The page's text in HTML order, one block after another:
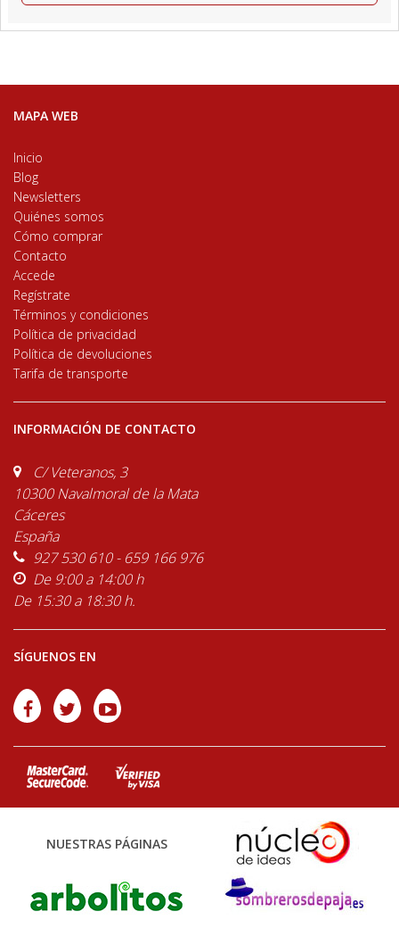
MAPA WEB
Inicio
Blog
Newsletters
Quiénes somos
Cómo comprar
Contacto
Accede
Regístrate
Términos y condiciones
Política de privacidad
Política de devoluciones
Tarifa de transporte
INFORMACIÓN DE CONTACTO
C/ Veteranos, 3
10300 Navalmoral de la Mata
Cáceres
España
927 530 610 - 659 166 976
De 9:00 a 14:00 h
De 15:30 a 18:30 h.
SÍGUENOS EN
NUESTRAS PÁGINAS